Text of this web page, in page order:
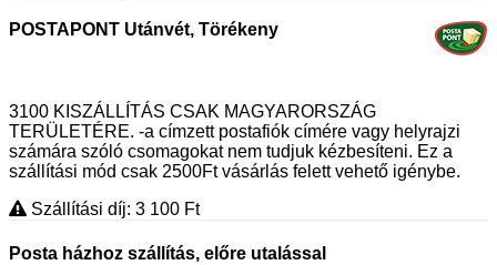
POSTAPONT Utánvét, Törékeny
3100 KISZÁLLÍTÁS CSAK MAGYARORSZÁG
TERÜLETÉRE. -a címzett postafiók címére vagy helyrajzi
számára szóló csomagokat nem tudjuk kézbesíteni. Ez a
szállítási mód csak 2500Ft vásárlás felett vehető igénybe.
Szállítási díj: 3 100 Ft
Posta házhoz szállítás, előre utalással